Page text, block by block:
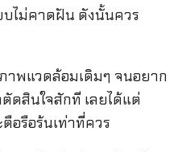
ไม่คาดฝัน ดังนั้นควร
พแวดล้อมเดิมๆ จนอยาก
ดสินใจสักที เลยได้แต่
อรือร้นเท่าที่ควร